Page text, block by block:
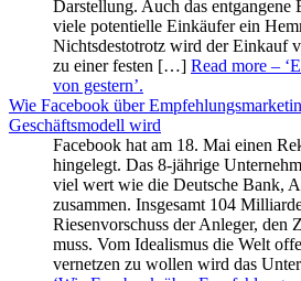
Darstellung. Auch das
viele potentielle Einkäufer ein
Nichtsdestotrotz wird der Einkauf
zu einer festen […] Read more –
von gestern’.
Wie Facebook über
Geschäftsmodell wird
Facebook hat am 18. Mai einen
hingelegt. Das 8-jährige
viel wert wie die Deutsche Bank,
zusammen. Insgesamt 104
Riesenvorschuss der Anleger, den
muss. Vom Idealismus die Welt
vernetzen zu wollen wird das